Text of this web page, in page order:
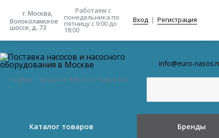
г. Москва,
Волоколамское
шоссе, д. 73
Работаем с
понедельника по
пятницу с 9:00 до
18:00
Вход | Регистрация
Подбор · Продажа · Монтаж · Гарантия
info@euro-
Каталог товаров Бренды